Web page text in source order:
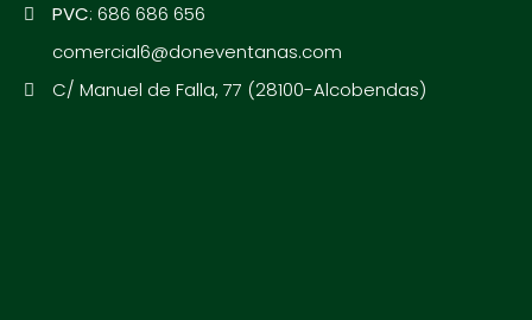
PVC: 686 686 656
comercial6@doneventanas.com
C/ Manuel de Falla, 77 (28100-Alcobendas)